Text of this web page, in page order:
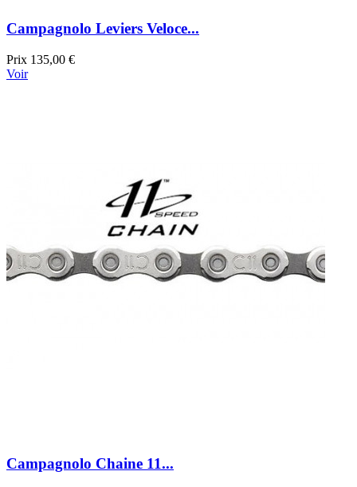
Campagnolo Leviers Veloce...
Prix 135,00 €
Voir
Campagnolo Chaine 11...